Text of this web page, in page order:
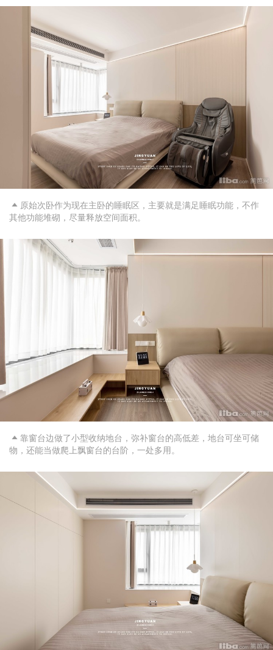
 原始次卧作为现在主卧的睡眠区，主要就是满足睡眠功能，不作
其他功能堆砌，尽量释放空间面积。
 靠窗台边做了小型收纳地台，弥补窗台的高低差，地台可坐可储
物，还能当做爬上飘窗台的台阶，一处多用。